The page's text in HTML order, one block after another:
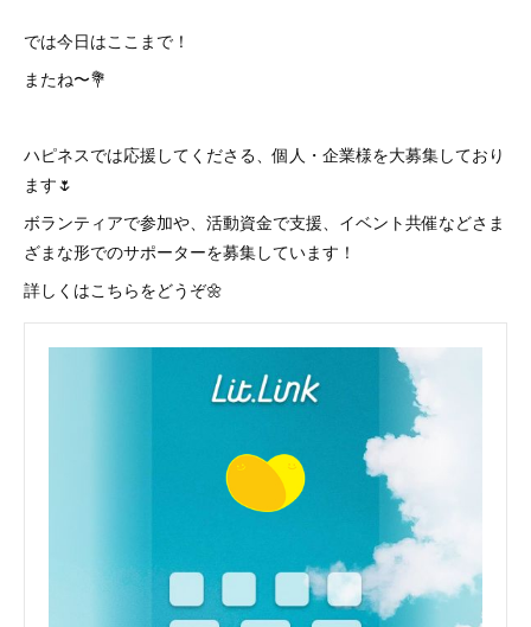
では今日はここまで！
またね〜💐
ハピネスでは応援してくださる、個人・企業様を大募集しており
ます🌷
ボランティアで参加や、活動資金で支援、イベント共催などさま
ざまな形でのサポーターを募集しています！
詳しくはこちらをどうぞ🌼